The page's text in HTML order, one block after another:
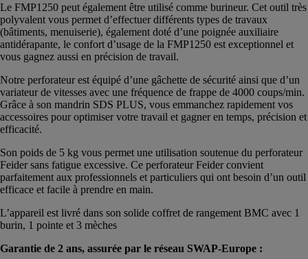
Le FMP1250 peut également être utilisé comme burineur. Cet outil très
polyvalent vous permet d’effectuer différents types de travaux
(bâtiments, menuiserie), également doté d’une poignée auxiliaire
antidérapante, le confort d’usage de la FMP1250 est exceptionnel et
vous gagnez aussi en précision de travail.
Notre perforateur est équipé d’une gâchette de sécurité ainsi que d’un
variateur de vitesses avec une fréquence de frappe de 4000 coups/min.
Grâce à son mandrin SDS PLUS, vous emmanchez rapidement vos
accessoires pour optimiser votre travail et gagner en temps, précision et
efficacité.
Son poids de 5 kg vous permet une utilisation soutenue du perforateur
Feider sans fatigue excessive. Ce perforateur Feider convient
parfaitement aux professionnels et particuliers qui ont besoin d’un outil
efficace et facile à prendre en main.
L’appareil est livré dans son solide coffret de rangement BMC avec 1
burin, 1 pointe et 3 mèches
Garantie de 2 ans, assurée par le réseau SWAP-Europe :